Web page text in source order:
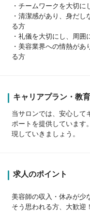
・チームワークを大切
・清潔感があり、身だ
る方
・礼儀を大切にし、周囲
・美容業界への情熱が
る方
キャリアプラン・教
当サロンでは、安心して
ポートを提供しています
現していきましょう。
求人のポイント
美容師の収入・休みが少
そう思われる方、大歓迎